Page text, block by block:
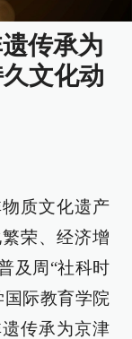
传承为
文化动
质文化遗产
荣、经济增
及周“社科时
国际教育学院
传承为京津